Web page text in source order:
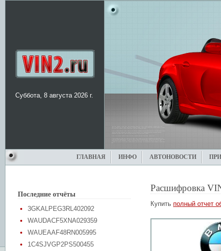
Суббота, 8 августа 2026 г.
ГЛАВНАЯ ИНФО АВТОНОВОСТИ
Последние отчёты
3GKALPEG3RL402092
WAUDACF5XNA029359
WAUEAAF48RN005995
1C4SJVGP2PS500455
Расшифровка
Купить полный отчет